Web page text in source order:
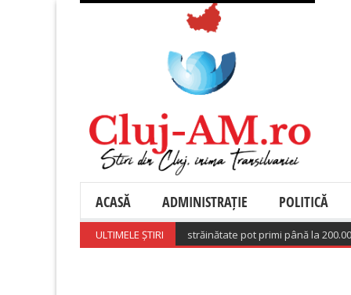
ACASĂ ADMINISTRAȚIE POLITICĂ
ULTIMELE ȘTIRI
Investește Acasă”. Românii din străinătate pot primi până la 200.000